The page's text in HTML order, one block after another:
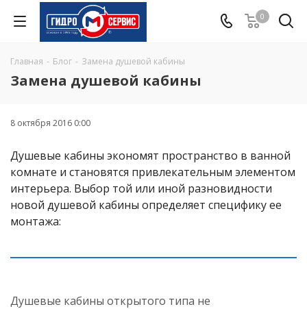
0
Главная - Блог - Замена душевой кабины
Замена душевой кабины
8 октября 2016 0:00
Душевые кабины экономят пространство в ванной
комнате и становятся привлекательным элементом
интерьера. Выбор той или иной разновидности
новой душевой кабины определяет специфику ее
монтажа:
Душевые кабины открытого типа не